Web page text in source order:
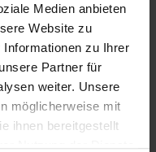
Medien anbieten
Website zu
zu Ihrer
Partner für
weiter. Unsere
möglicherweise mit
ihnen bereitgestellt
Nutzung der Dienste